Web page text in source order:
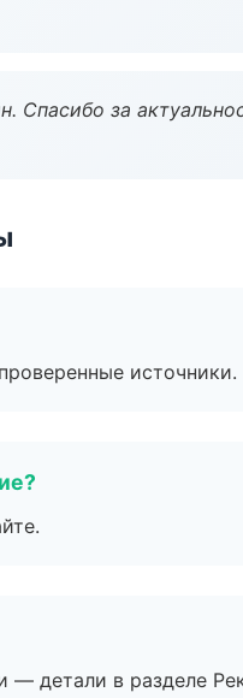
Спасибо за
источники.
— детали в разделе